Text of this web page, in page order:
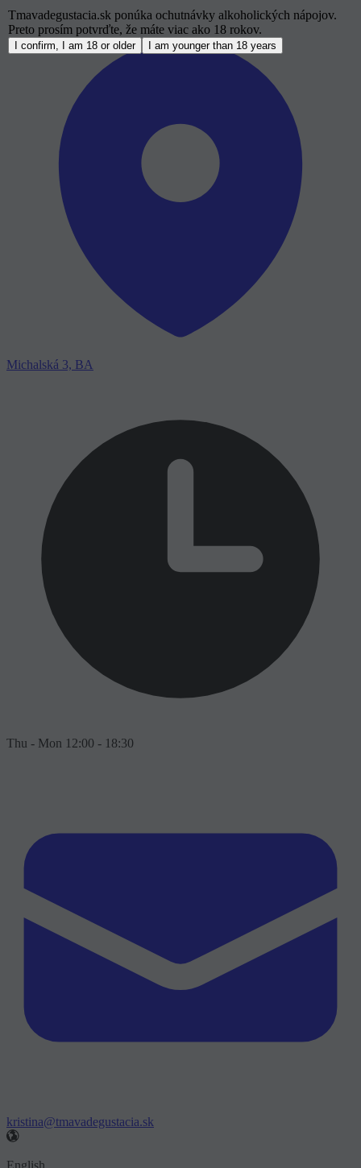
Tmavadegustacia.sk ponúka ochutnávky alkoholických nápojov.
Preto prosím potvrďte, že máte viac ako 18 rokov.
I confirm, I am 18 or older I am younger than 18 years
Michalská 3, BA
Thu - Mon 12:00 - 18:30
kristina@tmavadegustacia.sk
English